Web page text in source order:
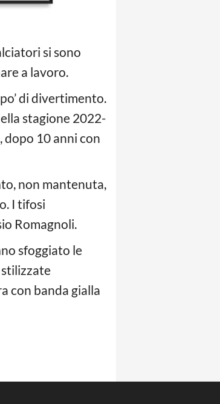
si sono
a lavoro.
di divertimento.
stagione 2022-
dopo 10 anni con
non mantenuta,
I tifosi
Romagnoli.
sfoggiato le
con banda gialla